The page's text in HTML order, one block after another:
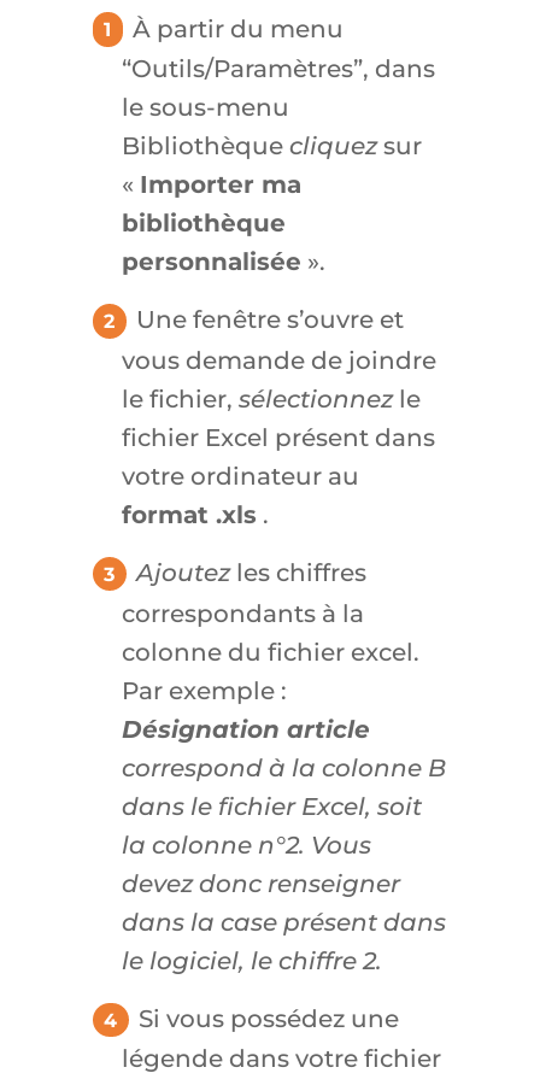
À partir du menu
“Outils/Paramètres”, dans
le sous-menu
Bibliothèque cliquezsur
« Importer ma
bibliothèque
personnalisée ».
Une fenêtre s’ouvre et
vous demande de joindre
le fichier, sélectionnezle
fichier Excel présent dans
votre ordinateur au
format .xls .
Ajoutezles chiffres
correspondants à la
colonne du fichier excel.
Par exemple :
Désignation article
correspond à la colonne B
dans le fichier Excel, soit
la colonne n°2. Vous
devez donc renseigner
dans la case présent dans
le logiciel, le chiffre 2.
Si vous possédez une
légende dans votre fichier